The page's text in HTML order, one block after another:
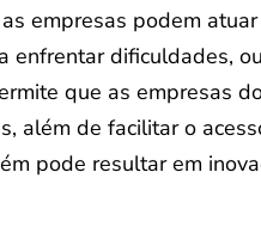
empresas podem
enfrentar dificuldades,
que as empresas
além de facilitar o
pode resultar em